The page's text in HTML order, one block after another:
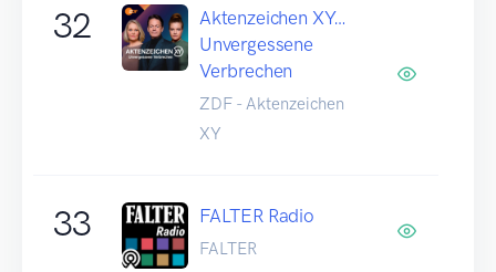
32
Aktenzeichen XY…
Unvergessene
Verbrechen
ZDF - Aktenzeichen
XY
33 FALTER Radio
FALTER